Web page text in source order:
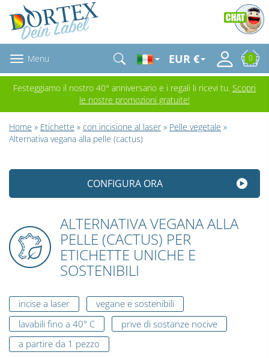
Menu EUR € 0
Festeggiamo il nostro 40° anniversario e i regali li ricevi tu. Scopri
le nostre promozioni gratuite!
Home » Etichette » con incisione al laser» Pelle vegetale »
Alternativa vegana alla pelle (cactus)
CONFIGURA ORA
ALTERNATIVA VEGANA ALLA
PELLE (CACTUS) PER
ETICHETTE UNICHE E
SOSTENIBILI
incise a laser
vegane e sostenibili
lavabili fino a 40° C
prive di sostanze nocive
a partire da 1 pezzo